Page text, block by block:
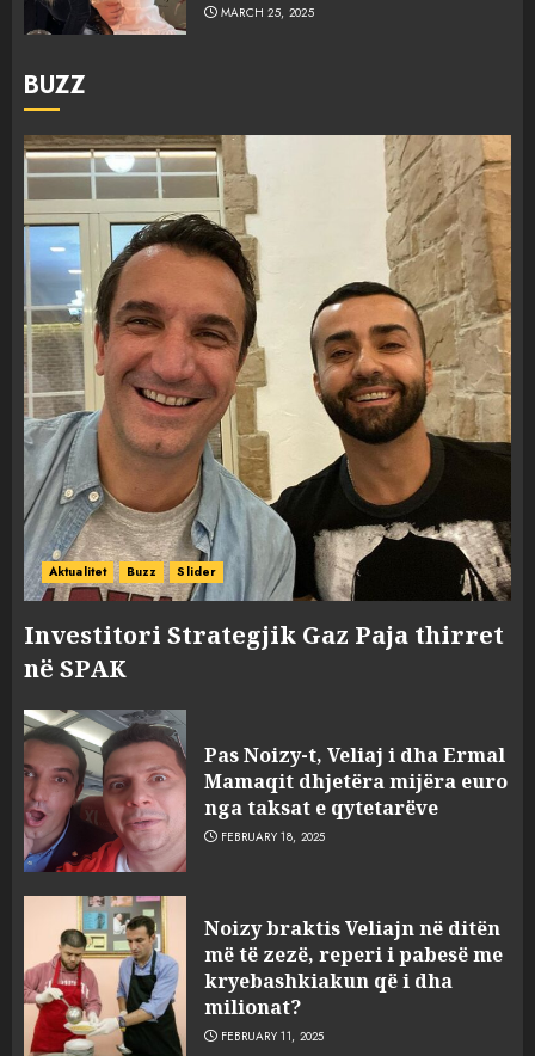
MARCH 25, 2025
BUZZ
Aktualitet Buzz Slider
Investitori Strategjik Gaz Paja thirret
në SPAK
Pas Noizy-t, Veliaj i dha Ermal
Mamaqit dhjetëra mijëra euro
nga taksat e qytetarëve
FEBRUARY 18, 2025
Noizy braktis Veliajn në ditën
më të zezë, reperi i pabesë me
kryebashkiakun që i dha
milionat?
FEBRUARY 11, 2025
3
sulmuan “One Albania”,
ngjarja u fsheh. A u vodhën
serverat?
MARCH 25, 2025